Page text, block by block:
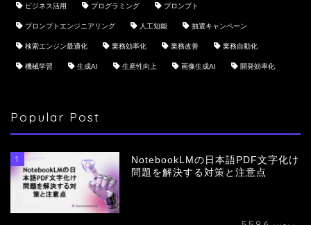
ビジネス活用 プログラミング プロンプト
プロンプトエンジニアリング 人工知能 抽選キャンペーン
検索エンジン最適化 業務効率化 業務改善 業務自動化
機械学習 生成AI 生産性向上 画像生成AI 開発効率化
Popular Post
1
NotebookLMの日本語PDF文字化け
問題を解決する対策と注意点